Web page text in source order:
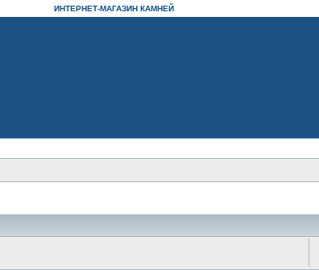
ИНТЕРНЕТ-МАГАЗИН КАМНЕЙ